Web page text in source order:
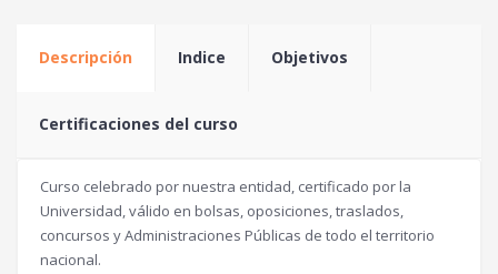
Descripción Indice Objetivos
Certificaciones del curso
Curso celebrado por nuestra entidad, certificado por la
Universidad, válido en bolsas, oposiciones, traslados,
concursos y Administraciones Públicas de todo el territorio
nacional.